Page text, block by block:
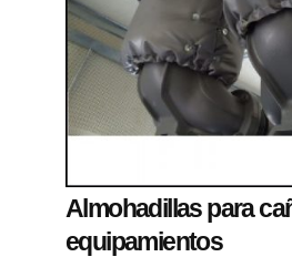
Almohadillas para
equipamientos